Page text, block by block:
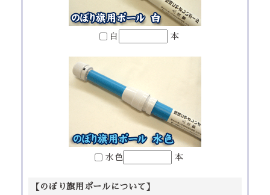
白 本
水色 本
【のぼり旗用ポールについて】